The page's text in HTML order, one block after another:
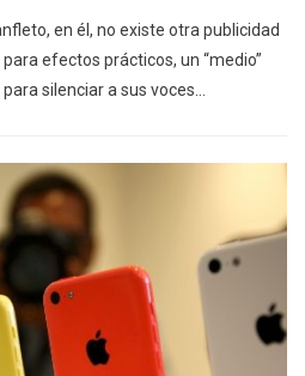
en él, no existe otra publicidad
efectos prácticos, un “medio”
silenciar a sus voces…